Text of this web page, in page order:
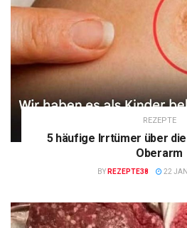
REZEPTE
5 häufige Irrtümer über
Oberarm
BY REZEPTE38 22